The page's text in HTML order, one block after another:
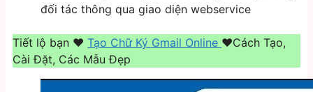
đối tác thông qua giao diện webservice
Tiết lộ bạn ❤️️ Tạo Chữ Ký Gmail Online ❤️️Cách Tạo,
Cài Đặt, Các Mẫu Đẹp